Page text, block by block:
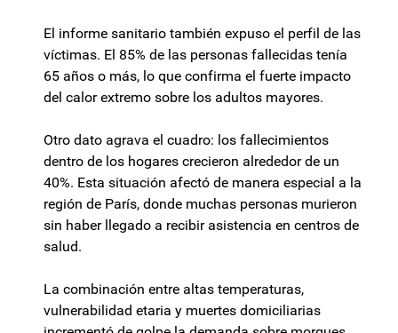
El informe sanitario también expuso el perfil de las
víctimas. El 85% de las personas fallecidas tenía
65 años o más, lo que confirma el fuerte impacto
del calor extremo sobre los adultos mayores.
Otro dato agrava el cuadro: los fallecimientos
dentro de los hogares crecieron alrededor de un
40%. Esta situación afectó de manera especial a la
región de París, donde muchas personas murieron
sin haber llegado a recibir asistencia en centros de
salud.
La combinación entre altas temperaturas,
vulnerabilidad etaria y muertes domiciliarias